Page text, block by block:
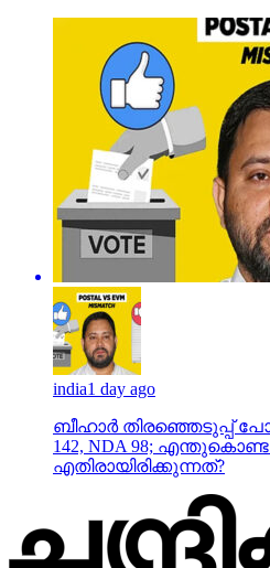
india1 day ago
ബീഹാർ തിരഞ്ഞെടുപ്പ്
142, NDA 98;
എതിരായിരിക്കുന്നത്?